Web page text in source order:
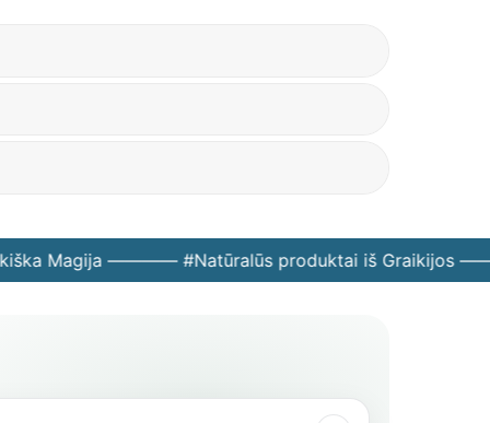
Magija ———— #Natūralūs produktai iš Graikijos